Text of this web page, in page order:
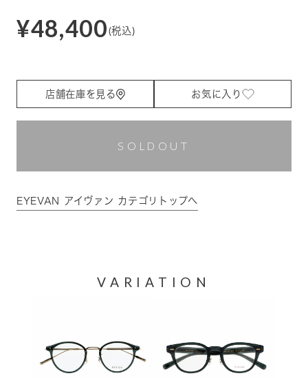
¥48,400 (税込)
店舗在庫を見る お気に入り
SOLDOUT
EYEVAN アイヴァン カテゴリトップへ
VARIATION